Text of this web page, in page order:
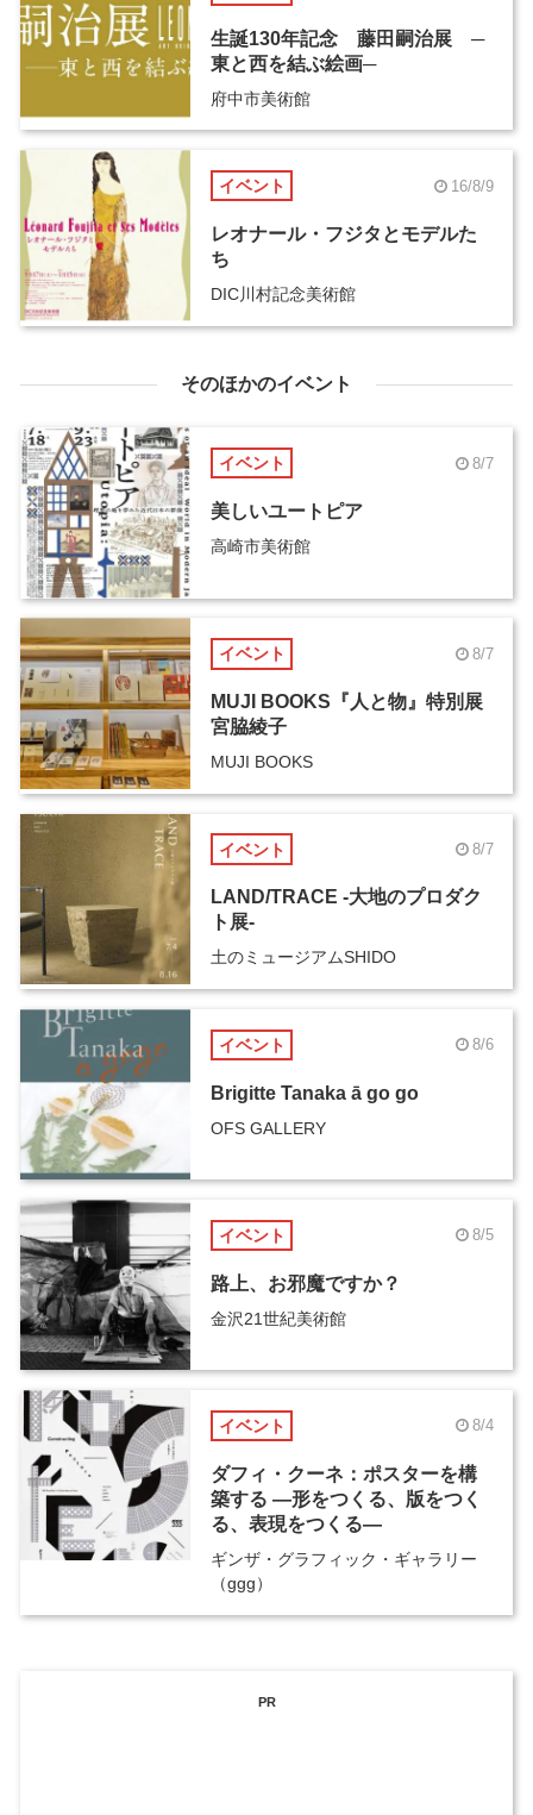
生誕130年記念 藤田嗣治展 ─
東と西を結ぶ絵画─
府中市美術館
イベント 16/8/9
レオナール・フジタとモデルた
ち
DIC川村記念美術館
そのほかのイベント
イベント 8/7
美しいユートピア
高崎市美術館
イベント 8/7
MUJI BOOKS『人と物』特別展
宮脇綾子
MUJI BOOKS
イベント 8/7
LAND/TRACE -大地のプロダク
ト展-
土のミュージアムSHIDO
イベント 8/6
Brigitte Tanaka ā go go
OFS GALLERY
イベント 8/5
路上、お邪魔ですか？
金沢21世紀美術館
イベント 8/4
ダフィ・クーネ：ポスターを構
築する ―形をつくる、版をつく
る、表現をつくる―
ギンザ・グラフィック・ギャラリー
（ggg）
PR